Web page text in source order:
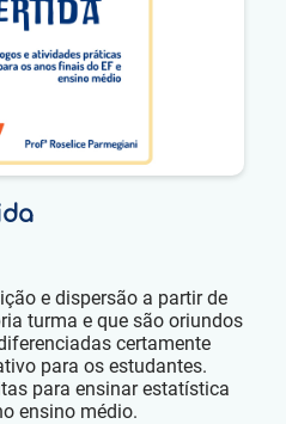
e dispersão a partir de
turma e que são oriundos
certamente
para os estudantes.
para ensinar estatística
ensino médio.